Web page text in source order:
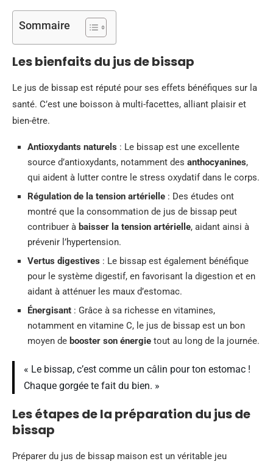
Sommaire
Les bienfaits du jus de bissap
Le jus de bissap est réputé pour ses effets bénéfiques sur la
santé. C’est une boisson à multi-facettes, alliant plaisir et
bien-être.
Antioxydants naturels : Le bissap est une excellente
source d’antioxydants, notamment des anthocyanines,
qui aident à lutter contre le stress oxydatif dans le corps.
Régulation de la tension artérielle : Des études ont
montré que la consommation de jus de bissap peut
contribuer à baisser la tension artérielle, aidant ainsi à
prévenir l’hypertension.
Vertus digestives : Le bissap est également bénéfique
pour le système digestif, en favorisant la digestion et en
aidant à atténuer les maux d’estomac.
Énergisant : Grâce à sa richesse en vitamines,
notamment en vitamine C, le jus de bissap est un bon
moyen de booster son énergie tout au long de la journée.
« Le bissap, c’est comme un câlin pour ton estomac !
Chaque gorgée te fait du bien. »
Les étapes de la préparation du jus de
bissap
Préparer du jus de bissap maison est un véritable jeu